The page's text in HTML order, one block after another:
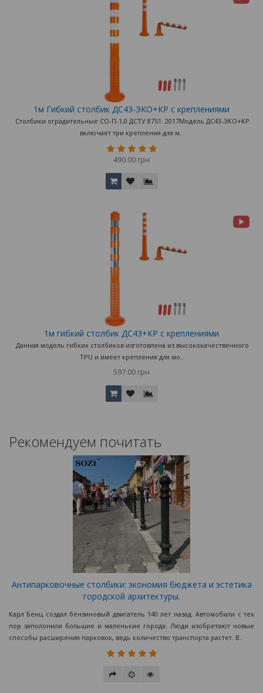
1м Гибкий столбик ДС43-ЭКО+КР с креплениями
Столбики оградительные СО-П-1,0 ДСТУ 8751: 2017Модель ДС43-ЭКО+КР
включает три крепления для м..
490.00 грн
1м гибкий столбик ДС43+КР с креплениями
Данная модель гибких столбиков изготовлена из высококачественного
TPU и имеет крепления для мо..
597.00 грн
Рекомендуем почитать
Антипарковочные столбики: экономия бюджета и эстетика
городской архитектуры.
Карл Бенц создал бензиновый двигатель 140 лет назад. Автомобили с тех
пор заполонили большие и маленькие города. Люди изобретают новые
способы расширения парковок, ведь количество транспорта растет. В..